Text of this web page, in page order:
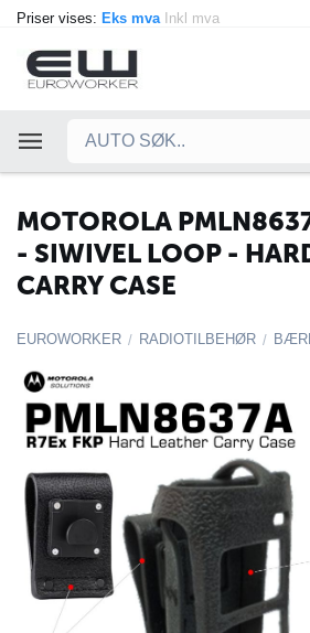
Priser vises: Eks mva Inkl mva
MOTOROLA
- SIWIVEL LOOP -
CARRY CASE
EUROWORKER / RADIOTILBEHØR /